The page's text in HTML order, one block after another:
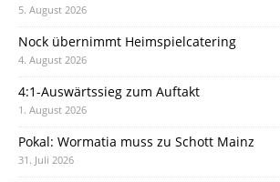
5. August 2026
Nock übernimmt Heimspielcatering
4. August 2026
4:1-Auswärtssieg zum Auftakt
1. August 2026
Pokal: Wormatia muss zu Schott Mainz
31. Juli 2026